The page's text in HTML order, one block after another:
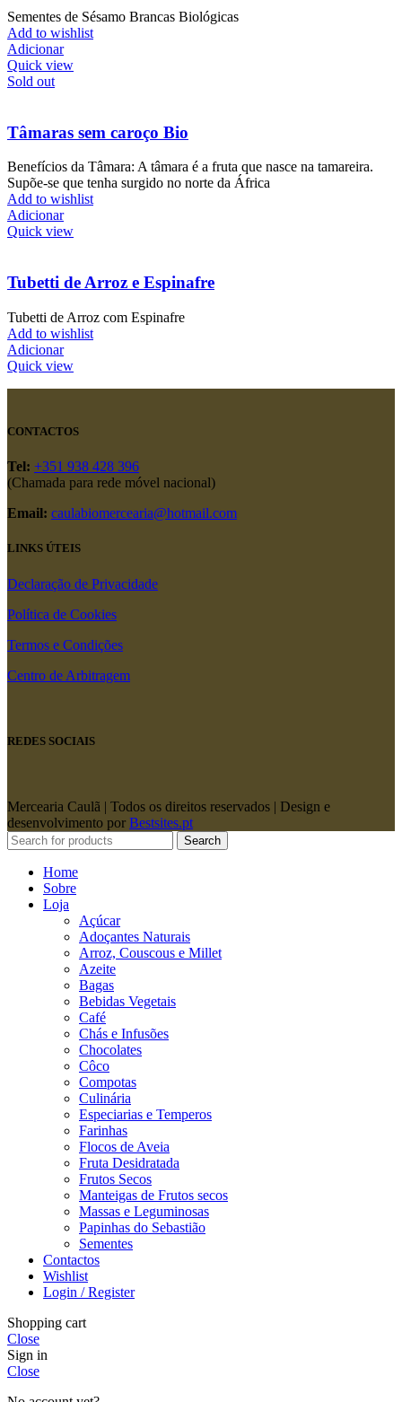
Sementes de Sésamo Brancas Biológicas
Add to wishlist
Adicionar
Quick view
Sold out
Tâmaras sem caroço Bio
Benefícios da Tâmara: A tâmara é a fruta que nasce na tamareira.
Supõe-se que tenha surgido no norte da África
Add to wishlist
Adicionar
Quick view
Tubetti de Arroz e Espinafre
Tubetti de Arroz com Espinafre
Add to wishlist
Adicionar
Quick view
CONTACTOS
Tel: +351 938 428 396
(Chamada para rede móvel nacional)
Email: caulabiomercearia@hotmail.com
LINKS ÚTEIS
Declaração de Privacidade
Política de Cookies
Termos e Condições
Centro de Arbitragem
REDES SOCIAIS
Mercearia Caulã | Todos os direitos reservados | Design e
desenvolvimento por Bestsites.pt
Search
Home
Sobre
Loja
Açúcar
Adoçantes Naturais
Arroz, Couscous e Millet
Azeite
Bagas
Bebidas Vegetais
Café
Chás e Infusões
Chocolates
Côco
Compotas
Culinária
Especiarias e Temperos
Farinhas
Flocos de Aveia
Fruta Desidratada
Frutos Secos
Manteigas de Frutos secos
Massas e Leguminosas
Papinhas do Sebastião
Sementes
Contactos
Wishlist
Login / Register
Shopping cart
Close
Sign in
Close